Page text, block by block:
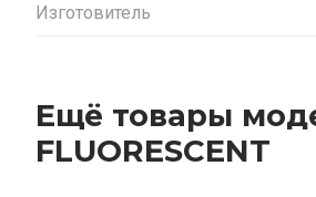
Изготовитель
Ещё товары
FLUORESCENT